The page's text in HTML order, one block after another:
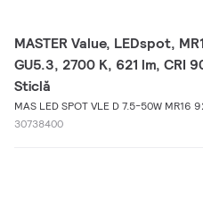
MASTER Value, LEDspot,
GU5.3, 2700 K, 621 lm, CRI
Sticlă
MAS LED SPOT VLE D 7.5-50W MR16
30738400